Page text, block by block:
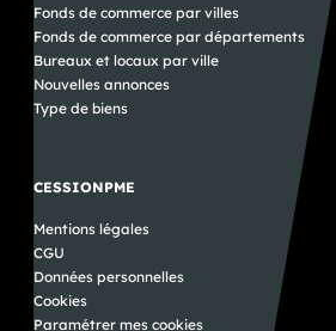
Fonds de commerce par villes
Fonds de commerce par départements
Bureaux et locaux par ville
Nouvelles annonces
Type de biens
CESSIONPME
Mentions légales
CGU
Données personnelles
Cookies
Paramétrer mes cookies